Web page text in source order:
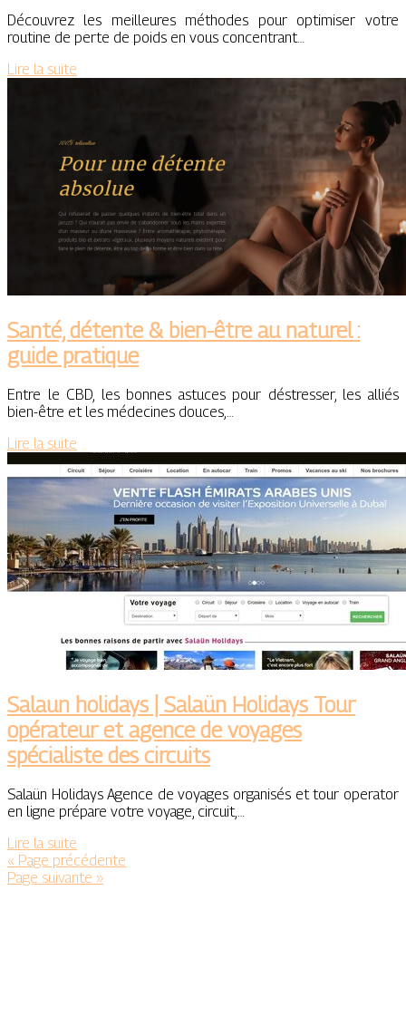
Découvrez les meilleures méthodes pour optimiser votre
routine de perte de poids en vous concentrant…
Lire la suite
Santé, détente & bien-être au naturel :
guide pratique
Entre le CBD, les bonnes astuces pour déstresser, les alliés
bien-être et les médecines douces,…
Lire la suite
Salaun holidays | Salaün Holidays Tour
opérateur et agence de voyages
spécialiste des circuits
Salaün Holidays Agence de voyages organisés et tour operator
en ligne prépare votre voyage, circuit,…
Lire la suite
« Page précédente
Page suivante »